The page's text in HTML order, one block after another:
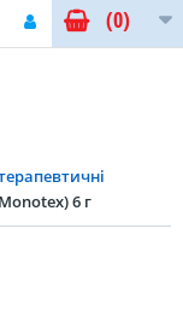
(0)
6 г